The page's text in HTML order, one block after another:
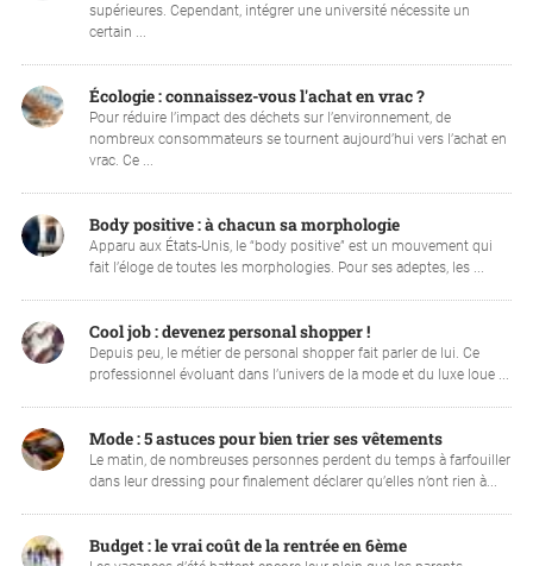
supérieures. Cependant, intégrer une université nécessite un
certain ...
Écologie : connaissez-vous l'achat en vrac ?
Pour réduire l’impact des déchets sur l’environnement, de
nombreux consommateurs se tournent aujourd’hui vers l’achat en
vrac. Ce ...
Body positive : à chacun sa morphologie
Apparu aux États-Unis, le “body positive” est un mouvement qui
fait l’éloge de toutes les morphologies. Pour ses adeptes, les ...
Cool job : devenez personal shopper !
Depuis peu, le métier de personal shopper fait parler de lui. Ce
professionnel évoluant dans l’univers de la mode et du luxe loue ...
Mode : 5 astuces pour bien trier ses vêtements
Le matin, de nombreuses personnes perdent du temps à farfouiller
dans leur dressing pour finalement déclarer qu’elles n’ont rien à...
Budget : le vrai coût de la rentrée en 6ème